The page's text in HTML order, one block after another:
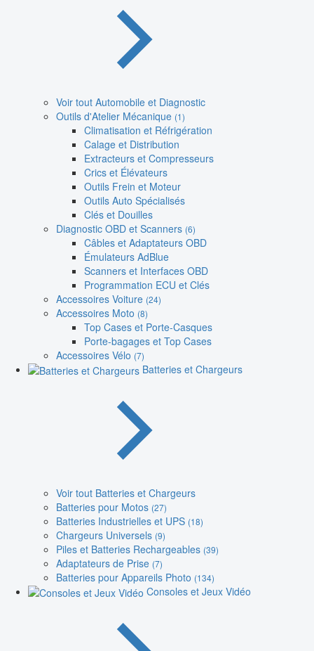
Voir tout Automobile et Diagnostic
Outils d'Atelier Mécanique (1)
Climatisation et Réfrigération
Calage et Distribution
Extracteurs et Compresseurs
Crics et Élévateurs
Outils Frein et Moteur
Outils Auto Spécialisés
Clés et Douilles
Diagnostic OBD et Scanners (6)
Câbles et Adaptateurs OBD
Émulateurs AdBlue
Scanners et Interfaces OBD
Programmation ECU et Clés
Accessoires Voiture (24)
Accessoires Moto (8)
Top Cases et Porte-Casques
Porte-bagages et Top Cases
Accessoires Vélo (7)
Batteries et Chargeurs
Voir tout Batteries et Chargeurs
Batteries pour Motos (27)
Batteries Industrielles et UPS (18)
Chargeurs Universels (9)
Piles et Batteries Rechargeables (39)
Adaptateurs de Prise (7)
Batteries pour Appareils Photo (134)
Consoles et Jeux Vidéo